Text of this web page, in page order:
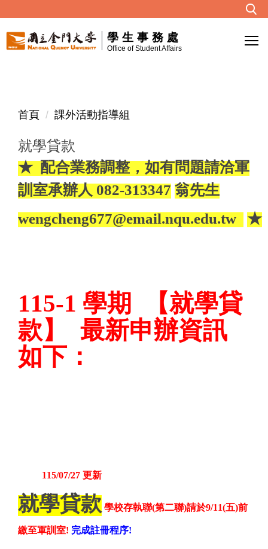
主
學生事務處
Office of Student Affairs
首頁 課外活動指導組
就學貸款
★ 配合業務調整，如有問題請洽軍
訓室承辦人 082-313347 翁先生
wengcheng677@email.nqu.edu.tw
★
115-1 學期 【就學貸
款】 最新申辦資訊
如下：
115/07/27 更新
就學貸款 學校存執聯(第二聯)請於9/11(五)前
繳至軍訓室! 完成註冊程序!